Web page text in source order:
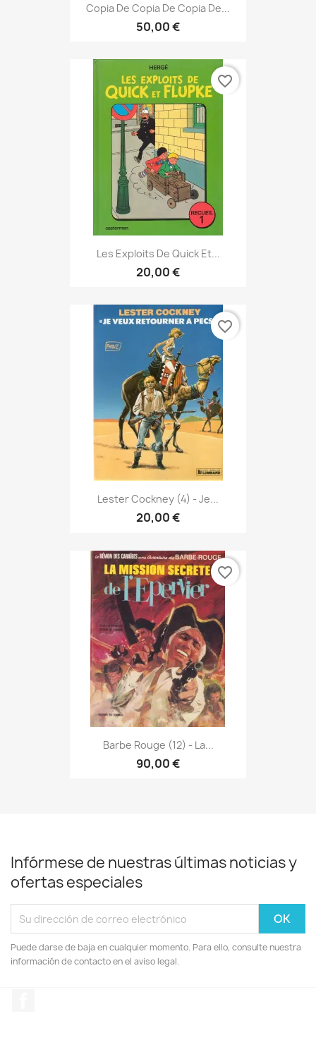
Copia De Copia De Copia De...
50,00 €
Les Exploits De Quick Et...
20,00 €
favorite_border
Lester Cockney (4) - Je...
20,00 €
favorite_border
Barbe Rouge (12) - La...
90,00 €
favorite_border
Infórmese de nuestras últimas noticias y
ofertas especiales
Puede darse de baja en cualquier momento. Para ello, consulte nuestra
información de contacto en el aviso legal.